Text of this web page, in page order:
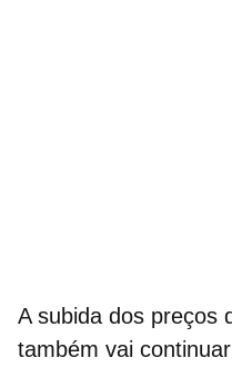
A subida dos preços
também vai